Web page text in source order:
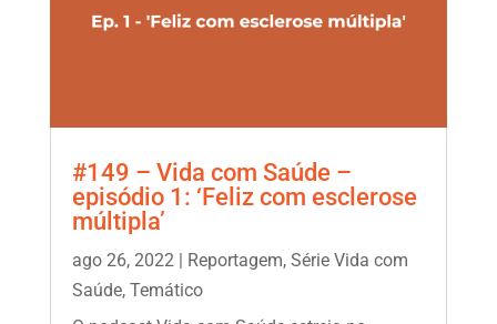
#149 – Vida com Saúde –
episódio 1: ‘Feliz com esclerose
múltipla’
ago 26, 2022| Reportagem, Série Vida com
Saúde, Temático